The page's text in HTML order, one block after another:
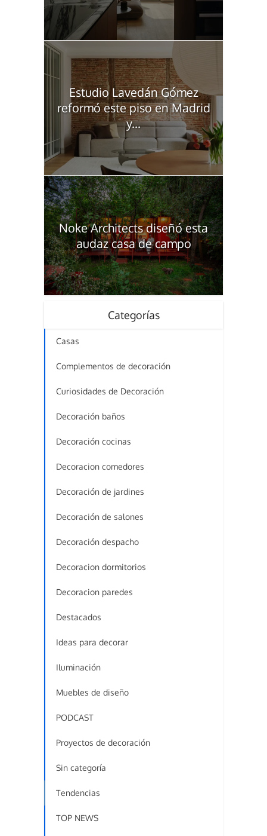
Estudio Lavedán Gómez
reformó este piso en Madrid
y...
Noke Architects diseñó esta
audaz casa de campo
Categorías
Casas
Complementos de decoración
Curiosidades de Decoración
Decoración baños
Decoración cocinas
Decoracion comedores
Decoración de jardines
Decoración de salones
Decoración despacho
Decoracion dormitorios
Decoracion paredes
Destacados
Ideas para decorar
Iluminación
Muebles de diseño
PODCAST
Proyectos de decoración
Sin categoría
Tendencias
TOP NEWS